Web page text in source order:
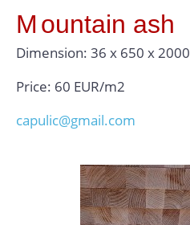
M ountain ash
Dimension: 36 x 650 x 2000
Price: 60 EUR/m2
capulic@gmail.com